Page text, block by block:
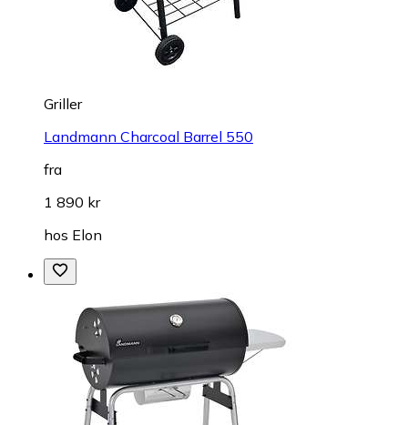
Griller
Landmann Charcoal Barrel 550
fra
1 890 kr
hos Elon